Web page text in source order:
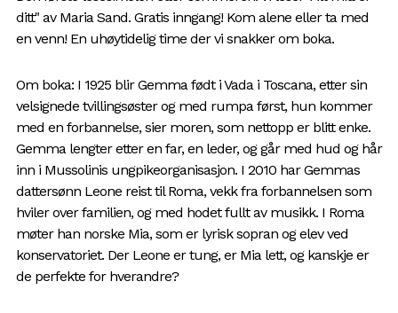
ditt" av Maria Sand. Gratis inngang! Kom alene eller ta med
en venn! En uhøytidelig time der vi snakker om boka.
Om boka: I 1925 blir Gemma født i Vada i Toscana, etter sin
velsignede tvillingsøster og med rumpa først, hun kommer
med en forbannelse, sier moren, som nettopp er blitt enke.
Gemma lengter etter en far, en leder, og går med hud og hår
inn i Mussolinis ungpikeorganisasjon. I 2010 har Gemmas
dattersønn Leone reist til Roma, vekk fra forbannelsen som
hviler over familien, og med hodet fullt av musikk. I Roma
møter han norske Mia, som er lyrisk sopran og elev ved
konservatoriet. Der Leone er tung, er Mia lett, og kanskje er
de perfekte for hverandre?